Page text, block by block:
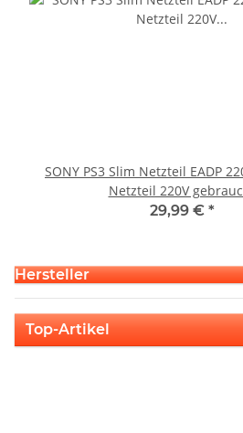
SONY PS3 Slim Netzteil EADP
Netzteil 220V
29,99 € *
Hersteller
Top-Artikel